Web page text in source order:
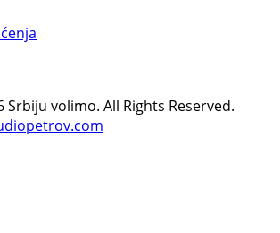
volimo. All Rights Reserved.